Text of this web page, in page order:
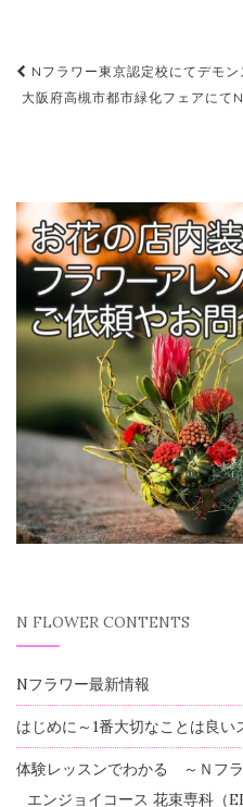
投稿ナビゲー
Nフラワー東京認定校にてデモ
大阪府高槻市都市緑化フェアにて
N FLOWER CONTENTS
Nフラワー最新情報
はじめに～1番大切なことは良い
体験レッスンでわかる ～Ｎフ
エンジョイコース 花束専科（